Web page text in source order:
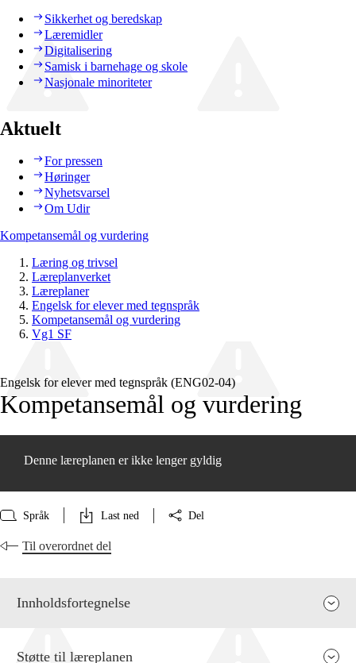
Sikkerhet og beredskap
Læremidler
Digitalisering
Samisk i barnehage og skole
Nasjonale minoriteter
Aktuelt
For pressen
Høringer
Nyhetsvarsel
Om Udir
Kompetansemål og vurdering
Læring og trivsel
Læreplanverket
Læreplaner
Engelsk for elever med tegnspråk
Kompetansemål og vurdering
Vg1 SF
Engelsk for elever med tegnspråk (ENG02‑04)
Kompetansemål og vurdering
Denne læreplanen er ikke lenger gyldig
Språk Last ned Del
Til overordnet del
Innholdsfortegnelse
Støtte til læreplanen